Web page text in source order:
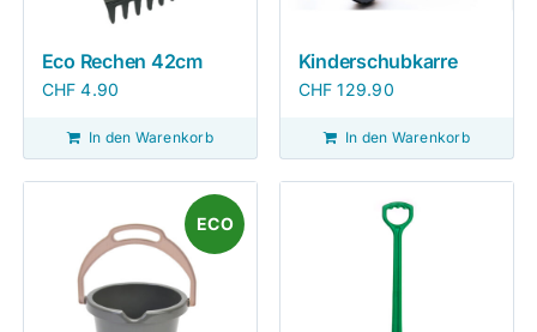
Eco Rechen 42cm
CHF 4.90
In den Warenkorb
Kinderschubkarre
CHF 129.90
In den Warenkorb
ECO